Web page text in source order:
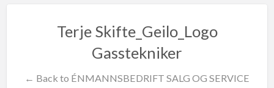
Terje Skifte_Geilo_Logo
Gasstekniker
← Back to ÉNMANNSBEDRIFT SALG OG SERVICE